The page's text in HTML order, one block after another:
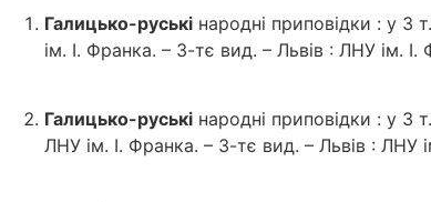
Галицько-руські народні приповідки : у 3
ім. І. Франка. – 3-тє вид. – Львів : ЛНУ ім. І.
Галицько-руські народні приповідки : у 3
ЛНУ ім. І. Франка. – 3-тє вид. – Львів : ЛНУ